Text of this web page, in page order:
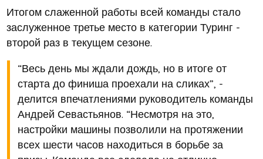
Итогом слаженной работы всей команды стало
заслуженное третье место в категории Туринг -
второй раз в текущем сезоне.
“Весь день мы ждали дождь, но в итоге от
старта до финиша проехали на сликах”, -
делится впечатлениями руководитель команды
Андрей Севастьянов. “Несмотря на это,
настройки машины позволили на протяжении
всех шести часов находиться в борьбе за